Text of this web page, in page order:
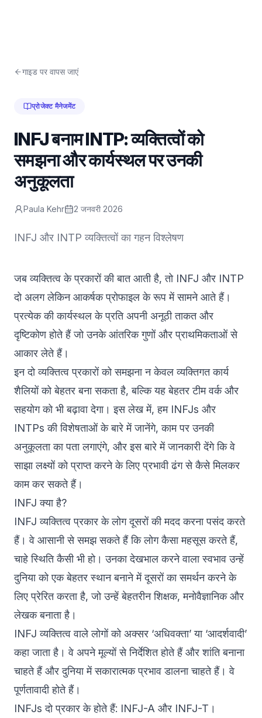
गाइड पर वापस जाएं
प्रोजेक्ट मैनेजमेंट
INFJ बनाम INTP: व्यक्तित्वों को
समझना और कार्यस्थल पर उनकी
अनुकूलता
Paula Kehr 2 जनवरी 2026
INFJ और INTP व्यक्तित्वों का गहन विश्लेषण
जब व्यक्तित्व के प्रकारों की बात आती है, तो INFJ और INTP
दो अलग लेकिन आकर्षक प्रोफाइल के रूप में सामने आते हैं।
प्रत्येक की कार्यस्थल के प्रति अपनी अनूठी ताकत और
दृष्टिकोण होते हैं जो उनके आंतरिक गुणों और प्राथमिकताओं से
आकार लेते हैं।
इन दो व्यक्तित्व प्रकारों को समझना न केवल व्यक्तिगत कार्य
शैलियों को बेहतर बना सकता है, बल्कि यह बेहतर टीम वर्क और
सहयोग को भी बढ़ावा देगा। इस लेख में, हम INFJs और
INTPs की विशेषताओं के बारे में जानेंगे, काम पर उनकी
अनुकूलता का पता लगाएंगे, और इस बारे में जानकारी देंगे कि वे
साझा लक्ष्यों को प्राप्त करने के लिए प्रभावी ढंग से कैसे मिलकर
काम कर सकते हैं।
INFJ क्या है?
INFJ व्यक्तित्व प्रकार के लोग दूसरों की मदद करना पसंद करते
हैं। वे आसानी से समझ सकते हैं कि लोग कैसा महसूस करते हैं,
चाहे स्थिति कैसी भी हो। उनका देखभाल करने वाला स्वभाव उन्हें
दुनिया को एक बेहतर स्थान बनाने में दूसरों का समर्थन करने के
लिए प्रेरित करता है, जो उन्हें बेहतरीन शिक्षक, मनोवैज्ञानिक और
लेखक बनाता है।
INFJ व्यक्तित्व वाले लोगों को अक्सर ‘अधिवक्ता’ या ‘आदर्शवादी’
कहा जाता है। वे अपने मूल्यों से निर्देशित होते हैं और शांति बनाना
चाहते हैं और दुनिया में सकारात्मक प्रभाव डालना चाहते हैं। वे
पूर्णतावादी होते हैं।
INFJs दो प्रकार के होते हैं: INFJ-A और INFJ-T।